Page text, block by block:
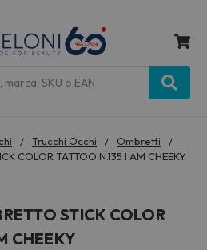
Trucchi Occhi
Ombretti
COLOR TATTOO N.135 I AM CHEEKY
STICK COLOR
CHEEKY